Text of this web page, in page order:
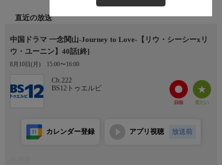
直近の放送
中国ドラマ 一念関山-Journey to Love-【リウ・シーシーxリ
ウ・ユーニン】40話[終]
8月10日(月) 15:00〜16:00
Ch.222
BS12トゥエルビ
カレンダー登録 アプリ視聴 放送前